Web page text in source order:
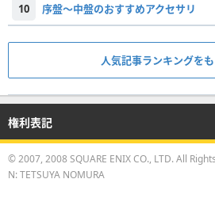
10 序盤～中盤のおすすめアクセサリ
人気記事ランキングを
権利表記
© 2007, 2008 SQUARE ENIX CO., LTD. All
N: TETSUYA NOMURA